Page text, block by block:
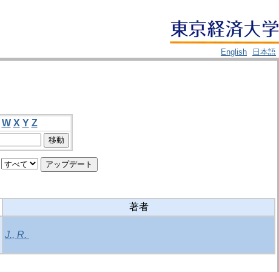
English
日本語
W X Y Z
著者
J., R.